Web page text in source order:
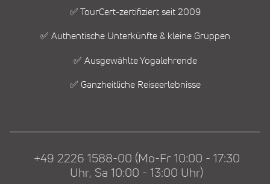
✅ TourCert-zertifiziert seit 2009
✅ Authentische Unterkünfte & kleine Gruppen
✅ Ausgewählte Yogalehrende
✅ Ganzheitliche Reiseerlebnisse
+49 2226 1588-00 (Mo-Fr 10:00 - 17:30
Uhr, Sa 10:00 - 13:00 Uhr)